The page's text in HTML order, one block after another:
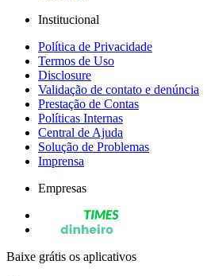
Institucional
Política de Privacidade
Termos de Uso
Disclosure
Validação de contato e denúncia
Prestação de Contas
Políticas Internas
Central de Ajuda
Solução de Problemas
Imprensa
Empresas
Baixe grátis os aplicativos